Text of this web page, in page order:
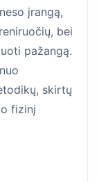
įrangą,
bei
pažangą.
skirtų
fizinį